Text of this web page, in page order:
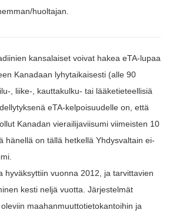
huoltajan.
kansalaiset voivat hakea eTA-lupaa
Kanadaan lyhytaikaisesti (alle 90
, liike-, kauttakulku- tai lääketieteellisiä
eTA-kelpoisuudelle on, että
Kanadan vierailijaviisumi viimeisten 10
hänellä on tällä hetkellä Yhdysvaltain ei-
hyväksyttiin vuonna 2012, ja tarvittavien
kesti neljä vuotta. Järjestelmät
maahanmuuttotietokantoihin ja